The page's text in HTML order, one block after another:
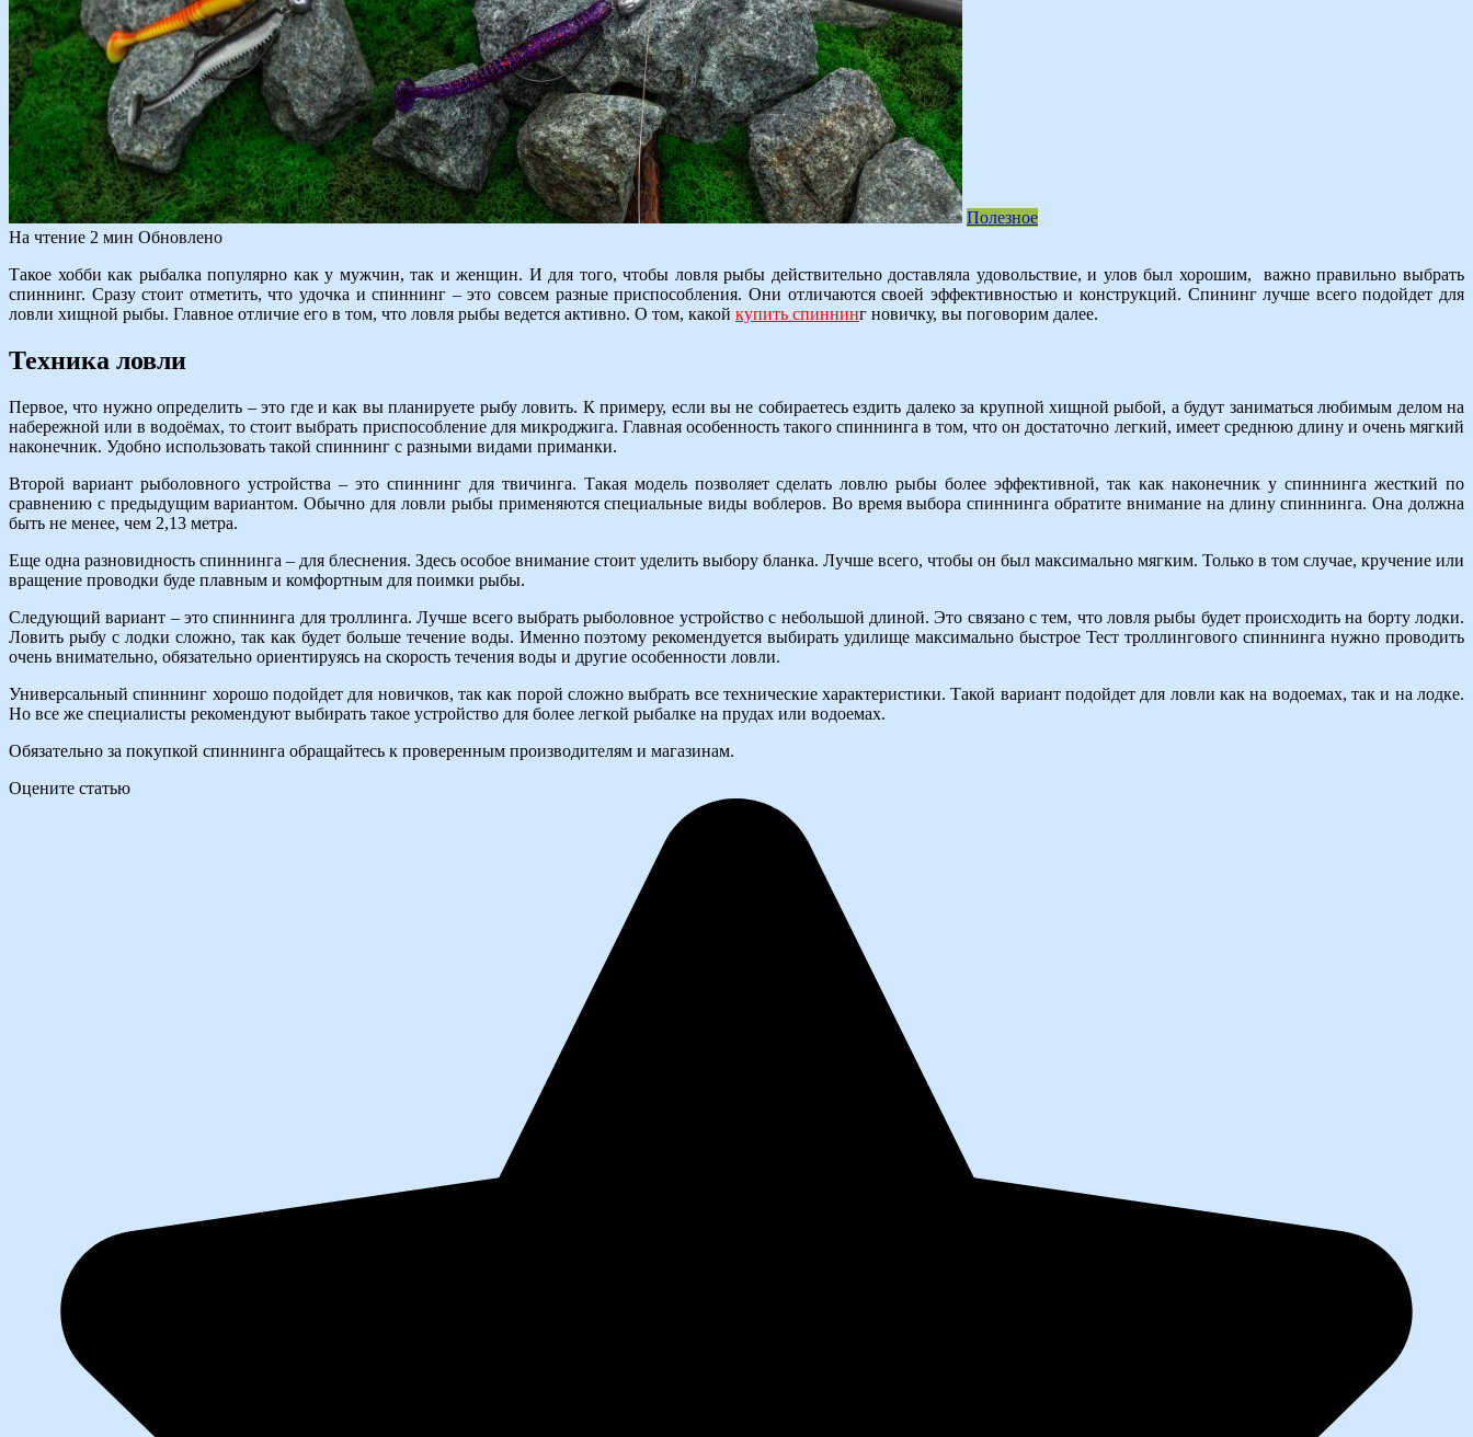
Полезное
На чтение 2 мин Обновлено
Такое хобби как рыбалка популярно как у мужчин, так и женщин. И для того, чтобы ловля рыбы действительно доставляла удовольствие, и улов был хорошим, важно правильно выбрать
спиннинг. Сразу стоит отметить, что удочка и спиннинг – это совсем разные приспособления. Они отличаются своей эффективностью и конструкций. Спининг лучше всего подойдет для
ловли хищной рыбы. Главное отличие его в том, что ловля рыбы ведется активно. О том, какой купить спиннинг новичку, вы поговорим далее.
Техника ловли
Первое, что нужно определить – это где и как вы планируете рыбу ловить. К примеру, если вы не собираетесь ездить далеко за крупной хищной рыбой, а будут заниматься любимым делом на
набережной или в водоёмах, то стоит выбрать приспособление для микроджига. Главная особенность такого спиннинга в том, что он достаточно легкий, имеет среднюю длину и очень мягкий
наконечник. Удобно использовать такой спиннинг с разными видами приманки.
Второй вариант рыболовного устройства – это спиннинг для твичинга. Такая модель позволяет сделать ловлю рыбы более эффективной, так как наконечник у спиннинга жесткий по
сравнению с предыдущим вариантом. Обычно для ловли рыбы применяются специальные виды воблеров. Во время выбора спиннинга обратите внимание на длину спиннинга. Она должна
быть не менее, чем 2,13 метра.
Еще одна разновидность спиннинга – для блеснения. Здесь особое внимание стоит уделить выбору бланка. Лучше всего, чтобы он был максимально мягким. Только в том случае, кручение или
вращение проводки буде плавным и комфортным для поимки рыбы.
Следующий вариант – это спиннинга для троллинга. Лучше всего выбрать рыболовное устройство с небольшой длиной. Это связано с тем, что ловля рыбы будет происходить на борту лодки.
Ловить рыбу с лодки сложно, так как будет больше течение воды. Именно поэтому рекомендуется выбирать удилище максимально быстрое Тест троллингового спиннинга нужно проводить
очень внимательно, обязательно ориентируясь на скорость течения воды и другие особенности ловли.
Универсальный спиннинг хорошо подойдет для новичков, так как порой сложно выбрать все технические характеристики. Такой вариант подойдет для ловли как на водоемах, так и на лодке.
Но все же специалисты рекомендуют выбирать такое устройство для более легкой рыбалке на прудах или водоемах.
Обязательно за покупкой спиннинга обращайтесь к проверенным производителям и магазинам.
Оцените статью